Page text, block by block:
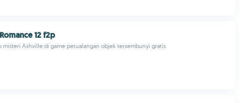
12 f2p
misteri Ashville di game petualangan objek tersembunyi gratis